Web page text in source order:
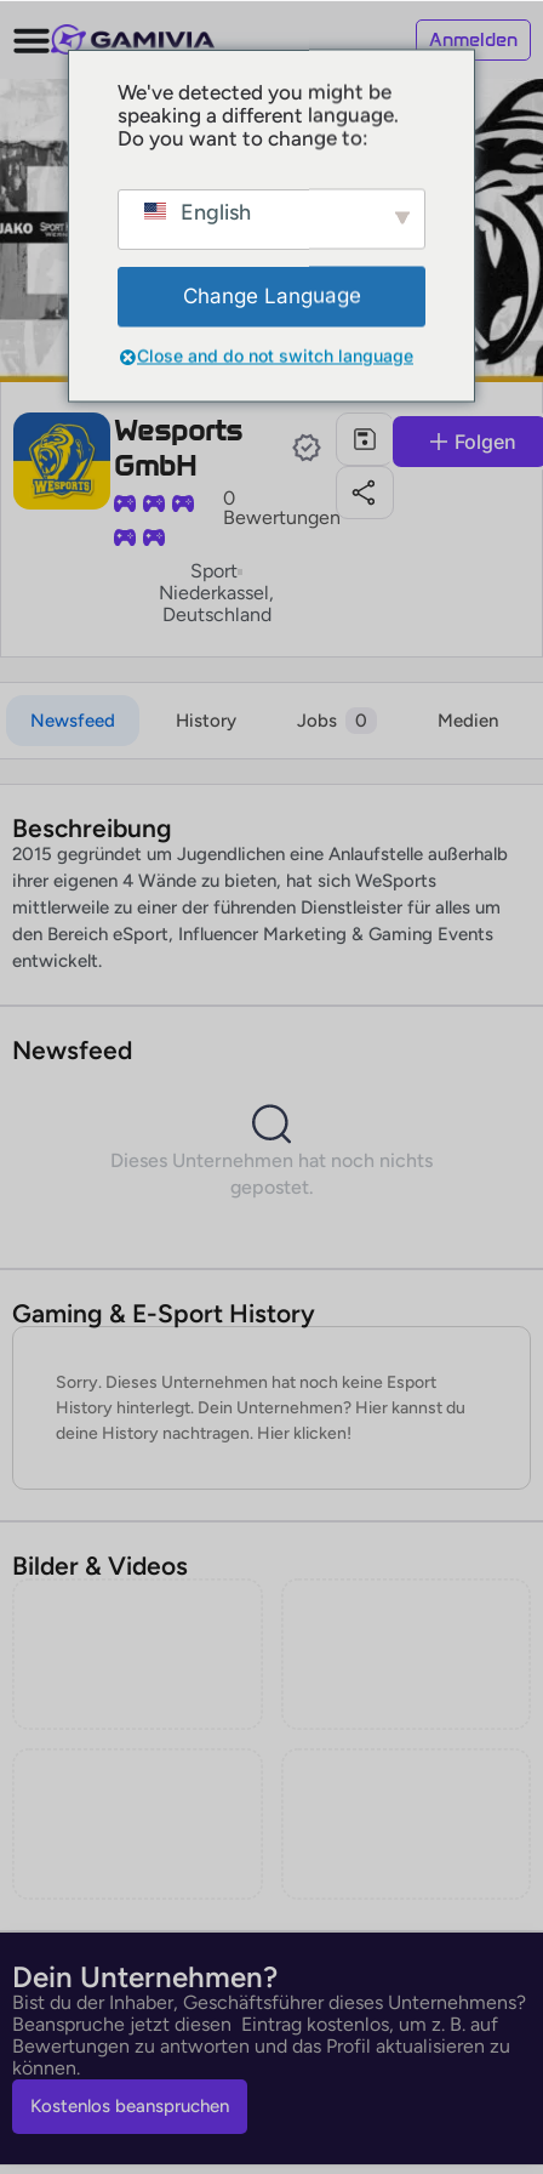
Anmelden
Wesports
GmbH
0
Bewertungen
Sport
Niederkassel,
Deutschland
Folgen
Newsfeed History Jobs 0 Medien
Beschreibung
2015 gegründet um Jugendlichen eine Anlaufstelle außerhalb
ihrer eigenen 4 Wände zu bieten, hat sich WeSports
mittlerweile zu einer der führenden Dienstleister für alles um
den Bereich eSport, Influencer Marketing & Gaming Events
entwickelt.
Newsfeed
Dieses Unternehmen hat noch nichts
gepostet.
Gaming & E-Sport History
Sorry. Dieses Unternehmen hat noch keine Esport
History hinterlegt. Dein Unternehmen? Hier kannst du
deine History nachtragen. Hier klicken!
Bilder & Videos
Dein Unternehmen?
Bist du der Inhaber, Geschäftsführer dieses Unternehmens?
Beanspruche jetzt diesen Eintrag kostenlos, um z. B. auf
Bewertungen zu antworten und das Profil aktualisieren zu
können.
Kostenlos beanspruchen
We've detected you might be
speaking a different language.
Do you want to change to:
English
Change Language
Close and do not switch language